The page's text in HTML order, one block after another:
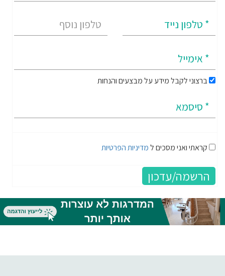
ברצוני לקבל מידע על מבצעים והנחות
קראתי ואני מסכים למדיניות הפרטיות